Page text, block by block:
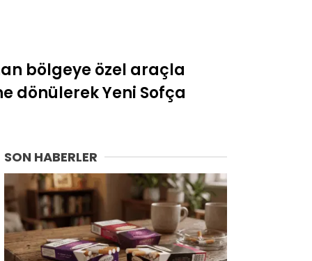
bölgeye özel araçla
dönülerek Yeni Sofça
SON HABERLER